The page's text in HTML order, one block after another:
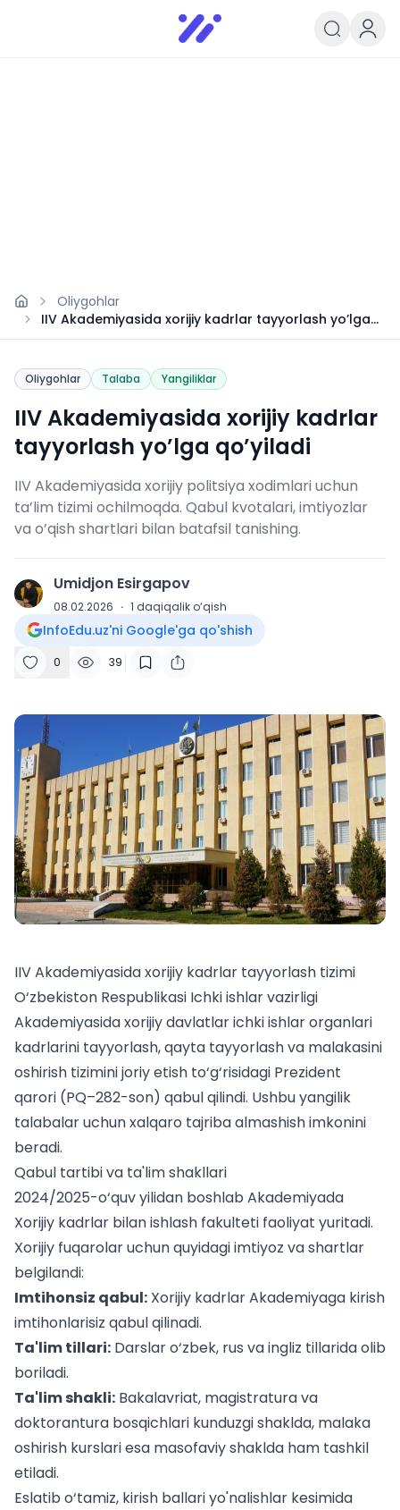
Infoedu
Ta&#039;lim xabarlari va
Oliygohlar
IIV Akademiyasida xorijiy kadrlar tayyorlash yo’lga
qo’yiladi
Oliygohlar Talaba Yangiliklar
IIV Akademiyasida xorijiy kadrlar
tayyorlash yo’lga qo’yiladi
IIV Akademiyasida xorijiy politsiya xodimlari uchun
ta’lim tizimi ochilmoqda. Qabul kvotalari, imtiyozlar
va o’qish shartlari bilan batafsil tanishing.
U Umidjon Esirgapov
08.02.2026 · 1 daqiqalik o‘qish
InfoEdu.uz'ni Google'ga qo'shish
0 39
IIV Akademiyasida xorijiy kadrlar tayyorlash tizimi
O‘zbekiston Respublikasi Ichki ishlar vazirligi
Akademiyasida xorijiy davlatlar ichki ishlar organlari
kadrlarini tayyorlash, qayta tayyorlash va malakasini
oshirish tizimini joriy etish to‘g‘risidagi Prezident
qarori (PQ–282-son) qabul qilindi. Ushbu yangilik
talabalar uchunxalqaro tajriba almashish imkonini
beradi.
Qabul tartibi va ta'lim shakllari
2024/2025-o‘quv yilidan boshlab Akademiyada
Xorijiy kadrlar bilan ishlash fakulteti faoliyat yuritadi.
Xorijiy fuqarolar uchun quyidagi imtiyoz va shartlar
belgilandi:
Imtihonsiz qabul: Xorijiy kadrlar Akademiyaga kirish
imtihonlarisiz qabul qilinadi.
Ta'lim tillari: Darslar o‘zbek, rus va ingliz tillarida olib
boriladi.
Ta'lim shakli: Bakalavriat, magistratura va
doktorantura bosqichlari kunduzgi shaklda, malaka
oshirish kurslari esa masofaviy shaklda ham tashkil
etiladi.
Eslatib o‘tamiz, kirish ballari yo'nalishlar kesimida